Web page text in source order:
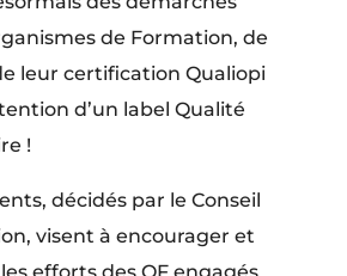
de Formation, de
leur certification Qualiopi
d’un label Qualité
!
décidés par le Conseil
visent à encourager et